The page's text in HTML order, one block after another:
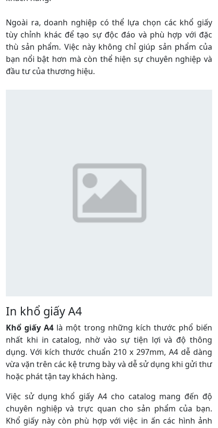
Ngoài ra, doanh nghiệp có thể lựa chọn các khổ giấy
tùy chỉnh khác để tạo sự độc đáo và phù hợp với đặc
thù sản phẩm. Việc này không chỉ giúp sản phẩm của
bạn nổi bật hơn mà còn thể hiện sự chuyên nghiệp và
đầu tư của thương hiệu.
In khổ giấy A4
Khổ giấy A4 là một trong những kích thước phổ biến
nhất khi in catalog, nhờ vào sự tiện lợi và độ thông
dụng. Với kích thước chuẩn 210 x 297mm, A4 dễ dàng
vừa vặn trên các kệ trưng bày và dễ sử dụng khi gửi thư
hoặc phát tận tay khách hàng.
Việc sử dụng khổ giấy A4 cho catalog mang đến độ
chuyên nghiệp và trực quan cho sản phẩm của bạn.
Khổ giấy này còn phù hợp với việc in ấn các hình ảnh